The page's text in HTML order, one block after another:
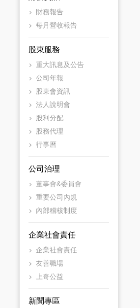
財務報告
每月營收報告
股東服務
重大訊息及公告
公司年報
股東會資訊
法人說明會
股利分配
股務代理
行事曆
公司治理
董事會&委員會
重要公司內規
內部稽核制度
企業社會責任
企業社會責任
友善職場
上奇公益
新聞專區